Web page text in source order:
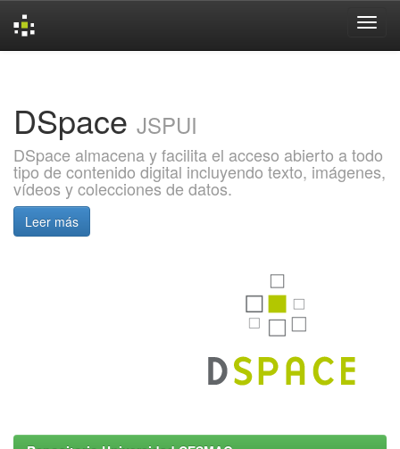
DSpace JSPUI
DSpace almacena y facilita el acceso abierto a todo
tipo de contenido digital incluyendo texto, imágenes,
vídeos y colecciones de datos.
Leer más